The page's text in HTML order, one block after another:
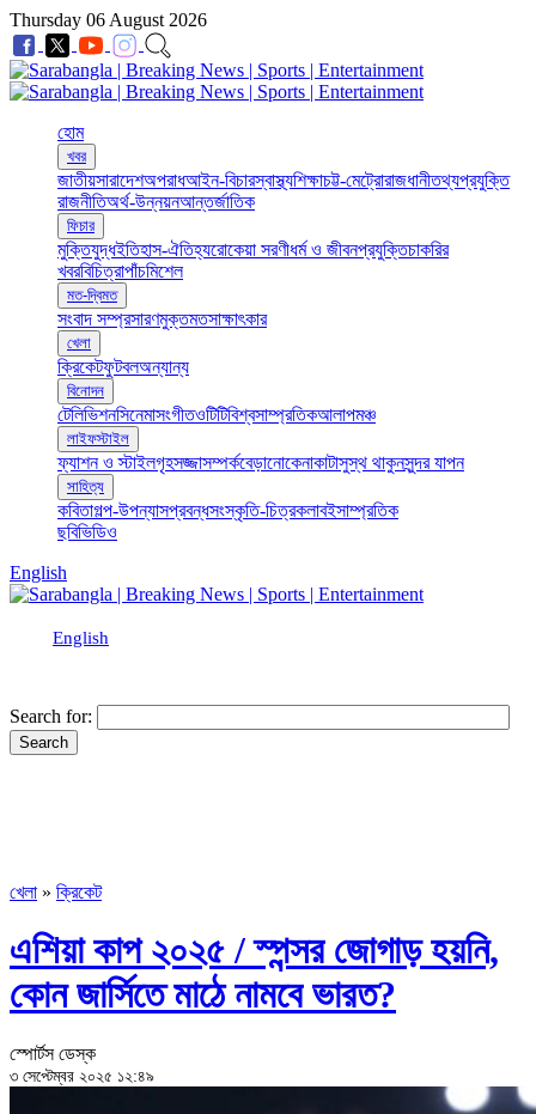
Thursday 06 August 2026
হোম
খবর
জাতীয়সারাদেশঅপরাধআইন-বিচারস্বাস্থ্যশিক্ষাচট্ট-মেট্রোরাজধানীতথ্যপ্রযুক্তি
রাজনীতিঅর্থ-উন্নয়নআন্তর্জাতিক
ফিচার
মুক্তিযুদ্ধইতিহাস-ঐতিহ্যরোকেয়া সরণীধর্ম ও জীবনপ্রযুক্তিচাকরির
খবরবিচিত্রাপাঁচমিশেল
মত-দ্বিমত
সংবাদ সম্প্রসারণমুক্তমতসাক্ষাৎকার
খেলা
ক্রিকেটফুটবলঅন্যান্য
বিনোদন
টেলিভিশনসিনেমাসংগীতওটিটিবিশ্বসাম্প্রতিকআলাপমঞ্চ
লাইফস্টাইল
ফ্যাশন ও স্টাইলগৃহসজ্জাসম্পর্কবেড়ানোকেনাকাটাসুস্থ থাকুনসুন্দর যাপন
সাহিত্য
কবিতাগল্প-উপন্যাসপ্রবন্ধসংস্কৃতি-চিত্রকলাবইসাম্প্রতিক
ছবিভিডিও
English
English
Search for:
খেলা » ক্রিকেট
এশিয়া কাপ ২০২৫ /স্পন্সর জোগাড় হয়নি,
কোন জার্সিতে মাঠে নামবে ভারত?
স্পোর্টস ডেস্ক
৩ সেপ্টেম্বর ২০২৫ ১২:৪৯